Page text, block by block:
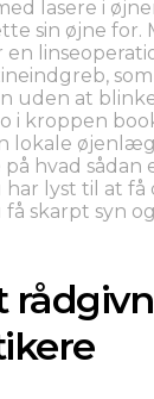
lasere i
sin øjne for.
en
uden at
i kroppen
lokale
hvad sådan
lyst til at få
få skarpt syn